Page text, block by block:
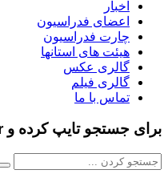
اخبار
اعضای فدراسیون
چارت فدراسیون
هیئت های استانها
گالری عکس
گالری فیلم
تماس با ما
برای جستجو تایپ کرده و Enter را بزنید